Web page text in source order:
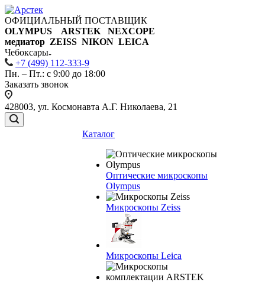
ОФИЦИАЛЬНЫЙ ПОСТАВЩИК
OLYMPUS ARSTEK NEXCOPE
медиатор ZEISS NIKON LEICA
Чебоксары
+7 (499) 112-333-9
Пн. – Пт.: с 9:00 до 18:00
Заказать звонок
428003, ул. Космонавта А.Г. Николаева, 21
Каталог
Оптические микроскопы
Olympus
Микроскопы Zeiss
Микроскопы Leica